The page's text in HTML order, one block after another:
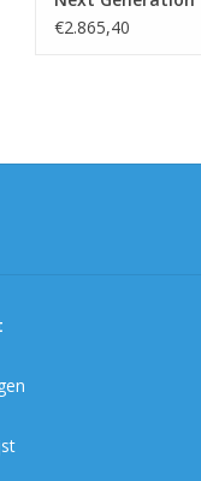
€2.865,40